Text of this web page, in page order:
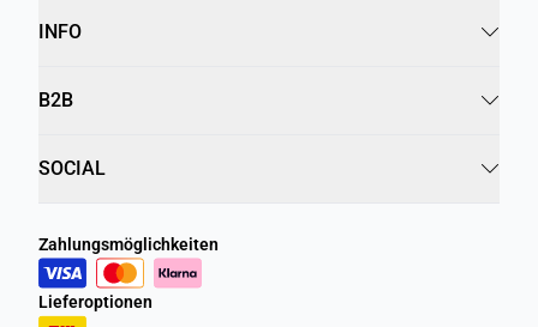
INFO
B2B
SOCIAL
Zahlungsmöglichkeiten
Lieferoptionen